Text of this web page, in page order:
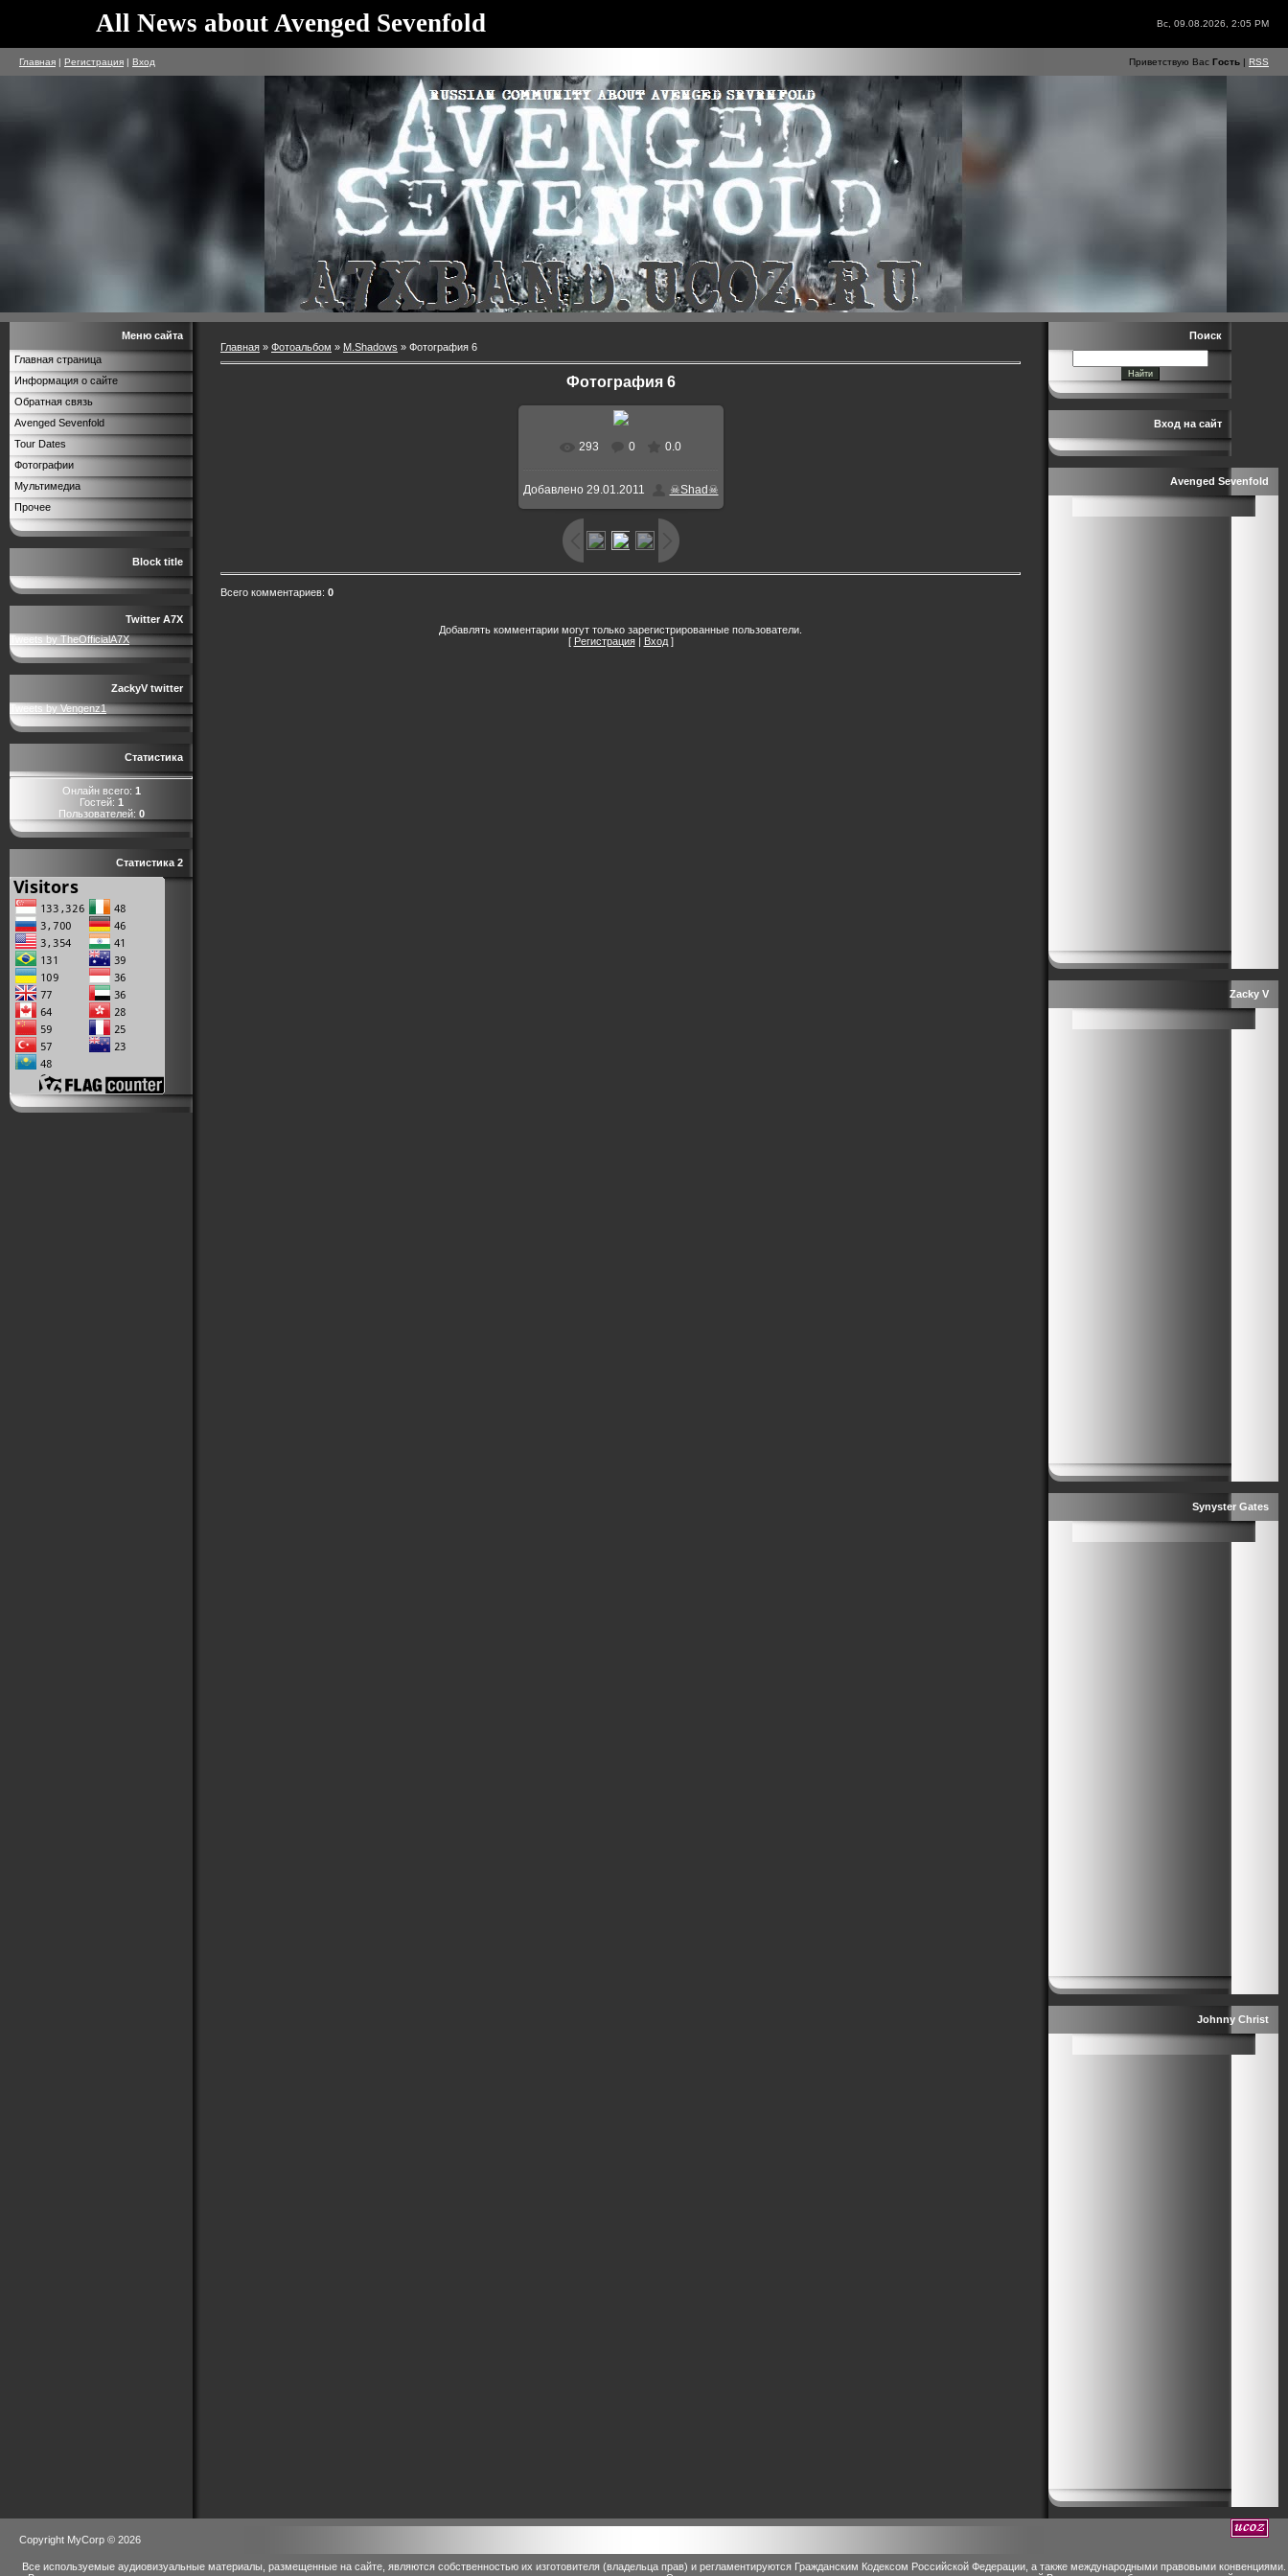
All News about Avenged Sevenfold Вс, 09.08.2026, 2:05 PM
Главная | Регистрация | Вход Приветствую Вас Гость | RSS
Меню сайта
Главная страница
Информация о сайте
Обратная связь
Avenged Sevenfold
Tour Dates
Фотографии
Мультимедиа
Прочее
Block title
Twitter A7X
Tweets by TheOfficialA7X
ZackyV twitter
Tweets by Vengenz1
Статистика
Онлайн всего: 1
Гостей: 1
Пользователей: 0
Статистика 2
Главная » Фотоальбом » M.Shadows » Фотография 6
Фотография 6
293 0 0.0
Добавлено 29.01.2011 ☠Shad☠
Всего комментариев: 0
Добавлять комментарии могут только зарегистрированные пользователи.
[ Регистрация| Вход]
Поиск
Вход на сайт
Avenged Sevenfold
Zacky V
Synyster Gates
Johnny Christ
Copyright MyCorp © 2026
Все используемые аудиовизуальные материалы, размещенные на сайте, являются собственностью их изготовителя (владельца прав) и регламентируются Гражданским Кодексом Российской Федерации, а также международными правовыми конвенциями.